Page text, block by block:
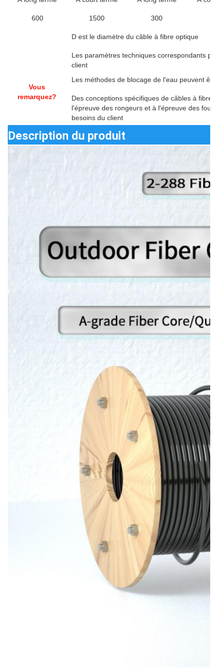
600 1500 300
Vous
remarquez?
D est le diamètre du câble à fibre optique
Les paramètres techniques correspondants
client
Les méthodes de blocage de l'eau peuvent
Des conceptions spécifiques de câbles à fibre
l'épreuve des rongeurs et à l'épreuve des
besoins du client
Description du produit